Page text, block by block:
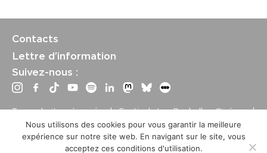
Contacts
Lettre d’information
Suivez-nous :
Tous droits réservés | Festival La Rochelle Cinéma |
International Film Festival – Mentions légales –Conditions
générales de vente
Crédits site : Marine Breton, design ;Etienne Delcambre,
Nous utilisons des cookies pour vous garantir la meilleure
expérience sur notre site web. En navigant sur le site, vous
acceptez ces conditions d'utilisation.